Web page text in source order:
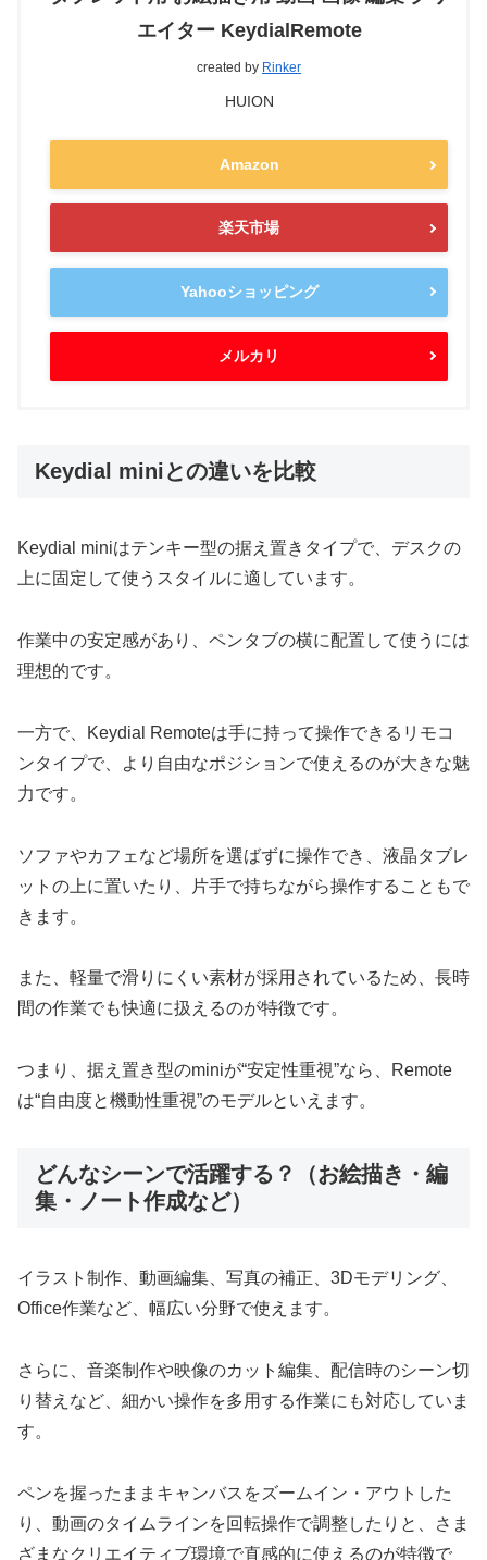
エイター KeydialRemote
created by Rinker
HUION
Amazon
楽天市場
Yahooショッピング
メルカリ
Keydial miniとの違いを比較
Keydial miniはテンキー型の据え置きタイプで、デスクの
上に固定して使うスタイルに適しています。
作業中の安定感があり、ペンタブの横に配置して使うには
理想的です。
一方で、Keydial Remoteは手に持って操作できるリモコ
ンタイプで、より自由なポジションで使えるのが大きな魅
力です。
ソファやカフェなど場所を選ばずに操作でき、液晶タブレ
ットの上に置いたり、片手で持ちながら操作することもで
きます。
また、軽量で滑りにくい素材が採用されているため、長時
間の作業でも快適に扱えるのが特徴です。
つまり、据え置き型のminiが“安定性重視”なら、Remote
は“自由度と機動性重視”のモデルといえます。
どんなシーンで活躍する？（お絵描き・編
集・ノート作成など）
イラスト制作、動画編集、写真の補正、3Dモデリング、
Office作業など、幅広い分野で使えます。
さらに、音楽制作や映像のカット編集、配信時のシーン切
り替えなど、細かい操作を多用する作業にも対応していま
す。
ペンを握ったままキャンバスをズームイン・アウトした
り、動画のタイムラインを回転操作で調整したりと、さま
ざまなクリエイティブ環境で直感的に使えるのが特徴で